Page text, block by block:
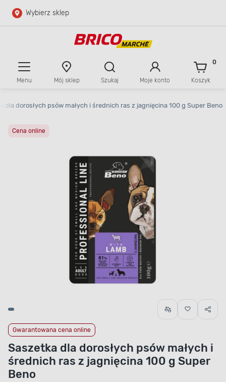
Przejdź do głównej zawartości
Wybierz sklep
Menu Mój sklep Szukaj Moje konto Koszyk
0
dla dorosłych psów małych i średnich ras z jagnięcina 100 g Super Beno
Cena online
Gwarantowana cena online
Saszetka dla dorosłych psów małych i
średnich ras z jagnięcina 100 g Super
Beno